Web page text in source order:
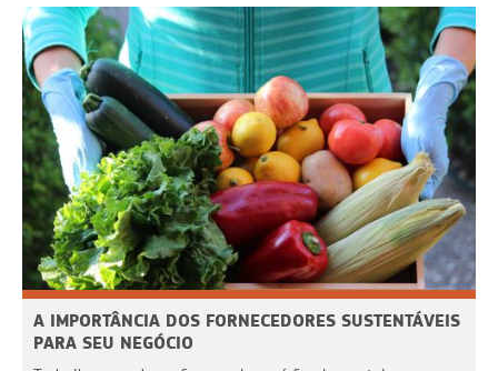
A IMPORTÂNCIA DOS FORNECEDORES SUSTENTÁVEIS
PARA SEU NEGÓCIO